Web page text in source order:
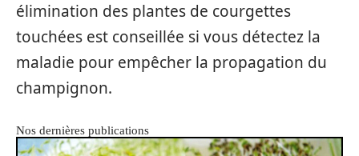
élimination des plantes de courgettes
touchées est conseillée si vous détectez la
maladie pour empêcher la propagation du
champignon.
Nos dernières publications